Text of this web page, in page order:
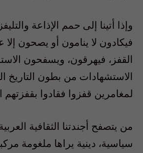
وإذا أتينا إلى حمم الإذاعة
فيكادون لا ينامون أو يصحون
القفز، فيهرقون، ويسفحون
الاستشهادات من بطون التاريخ
لمغامرين قفزوا فقادوا بقفزتهم
من يتصفح أجندتنا الثقافية
سياسية، دينية يراها ملغومة